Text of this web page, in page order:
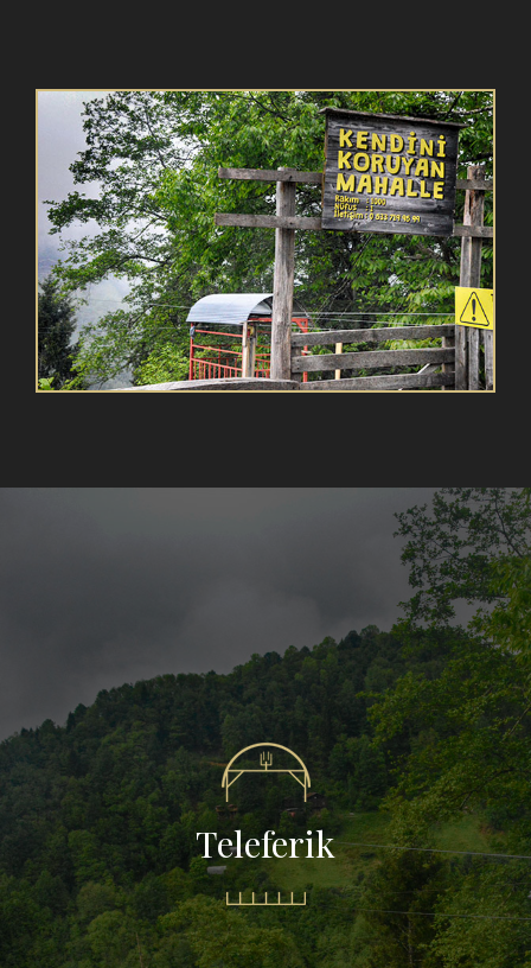
Teleferik